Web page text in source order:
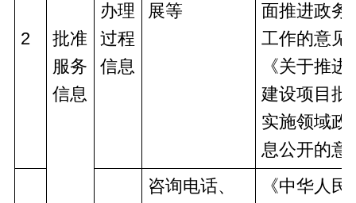
批准
服务
信息
2
办理
过程
信息
展等
面推进政务
工作的意见
《关于推进
建设项目批
实施领域政
息公开的意
咨询电话、
《中华人民